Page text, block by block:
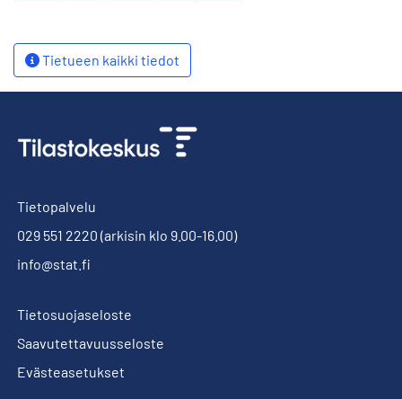
Tietueen kaikki tiedot
Tietopalvelu
029 551 2220 (arkisin klo 9.00-16.00)
info@stat.fi
Tietosuojaseloste
Saavutettavuusseloste
Evästeasetukset